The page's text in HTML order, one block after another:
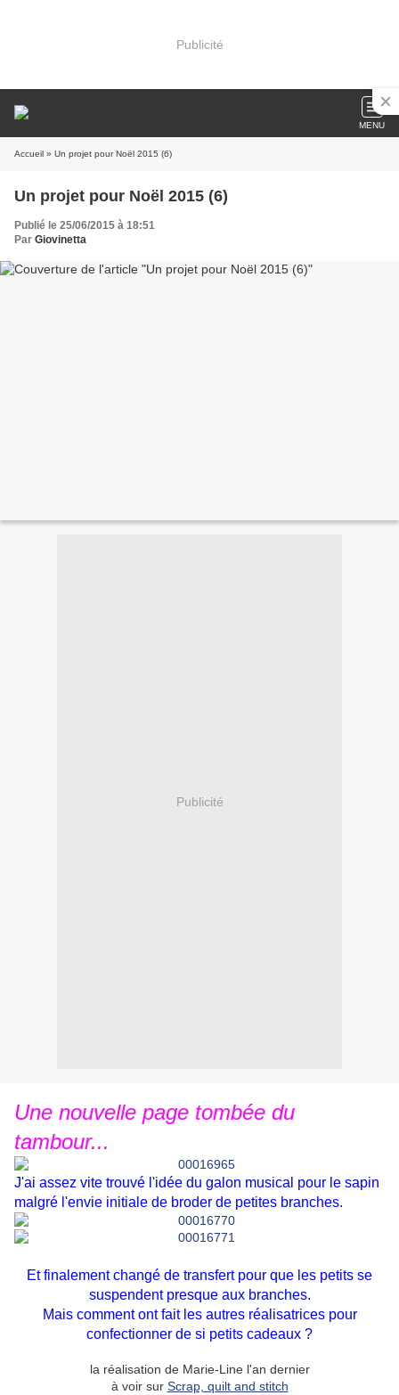
Publicité
MENU
Accueil » Un projet pour Noël 2015 (6)
Un projet pour Noël 2015 (6)
Publié le 25/06/2015 à 18:51
Par Giovinetta
Publicité
Une nouvelle page tombée du
tambour...
J'ai assez vite trouvé l'idée du galon musical pour le sapin
malgré l'envie initiale de broder de petites branches.
Et finalement changé de transfert pour que les petits se
suspendent presque aux branches.
Mais comment ont fait les autres réalisatrices pour
confectionner de si petits cadeaux ?
la réalisation de Marie-Line l'an dernier
à voir sur Scrap, quilt and stitch